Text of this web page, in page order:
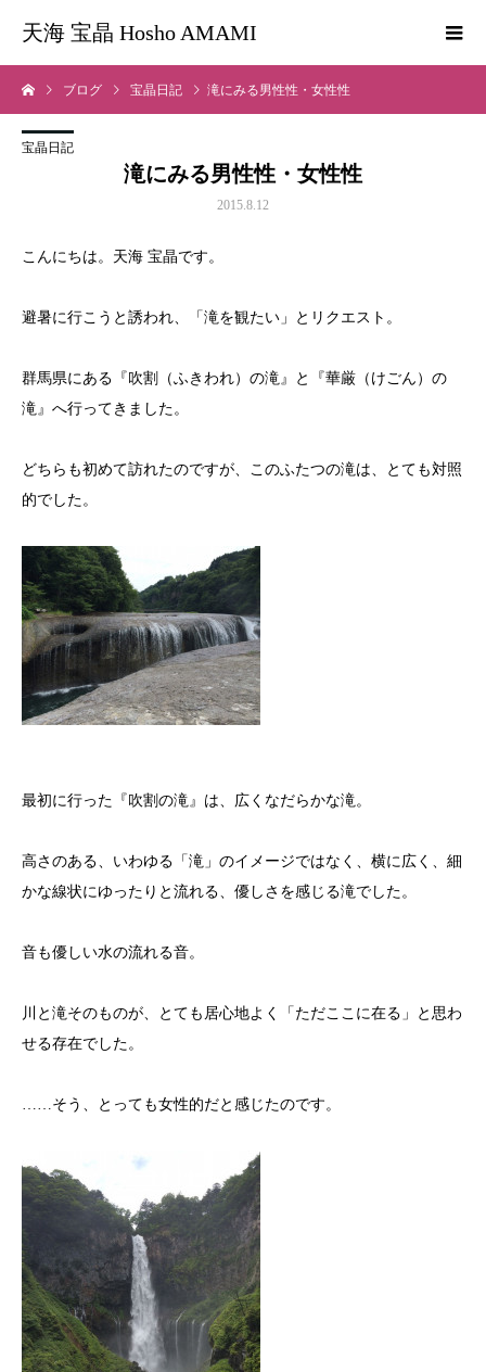
天海 宝晶 Hosho AMAMI
ブログ 宝晶日記 滝にみる男性性・女性性
宝晶日記
滝にみる男性性・女性性
2015.8.12
こんにちは。天海 宝晶です。
避暑に行こうと誘われ、「滝を観たい」とリクエスト。
群馬県にある『吹割（ふきわれ）の滝』と『華厳（けごん）の
滝』へ行ってきました。
どちらも初めて訪れたのですが、このふたつの滝は、とても対照
的でした。
最初に行った『吹割の滝』は、広くなだらかな滝。
高さのある、いわゆる「滝」のイメージではなく、横に広く、細
かな線状にゆったりと流れる、優しさを感じる滝でした。
音も優しい水の流れる音。
川と滝そのものが、とても居心地よく「ただここに在る」と思わ
せる存在でした。
……そう、とっても女性的だと感じたのです。